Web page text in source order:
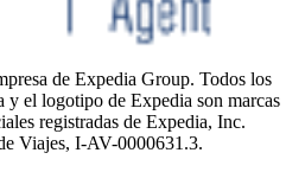
de Expedia Group. Todos los
y el logotipo de Expedia son marcas
registradas de Expedia, Inc.
Viajes, I-AV-0000631.3.